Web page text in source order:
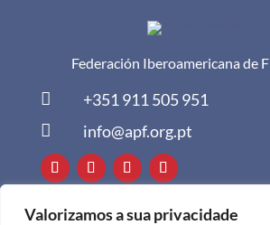
Valorizamos a sua privacidade
Federación Iberoamericana de
 +351 911 505 951
 info@apf.org.pt